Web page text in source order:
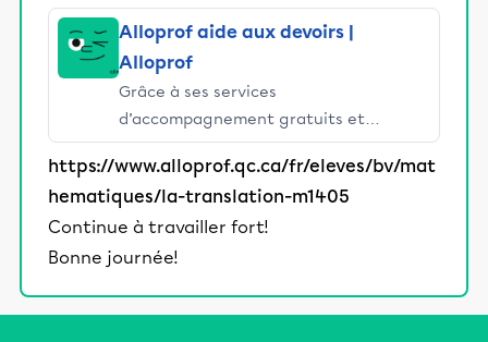
Alloprof aide aux devoirs |
Alloprof
Grâce à ses services
d’accompagnement gratuits et
stimulants, Alloprof engage les élèves
et leurs parents dans la réussite
éducative.
https://www.alloprof.qc.ca/fr/eleves/bv/mat
hematiques/la-translation-m1405
Continue à travailler fort!
Bonne journée!